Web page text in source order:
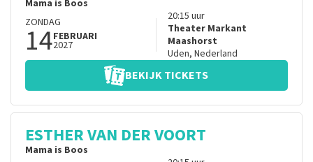
Mama is Boos
ZONDAG
14FEBRUARI
2027
20:15 uur
Theater Markant
Maashorst
Uden, Nederland
BEKIJK TICKETS
ESTHER VAN DER VOORT
Mama is Boos